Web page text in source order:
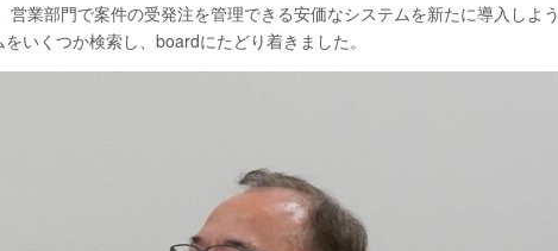
業部門で案件の受発注を管理できる安価なシステムを新たに導入しよう
いくつか検索し、boardにたどり着きました。